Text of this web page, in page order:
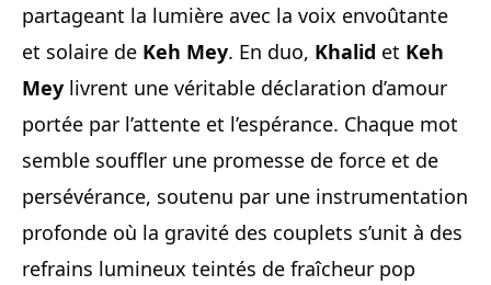
partageant la lumière avec la voix envoûtante
et solaire de Keh Mey. En duo, Khalid et Keh
Mey livrent une véritable déclaration d’amour
portée par l’attente et l’espérance. Chaque mot
semble souffler une promesse de force et de
persévérance, soutenu par une instrumentation
profonde où la gravité des couplets s’unit à des
refrains lumineux teintés de fraîcheur pop